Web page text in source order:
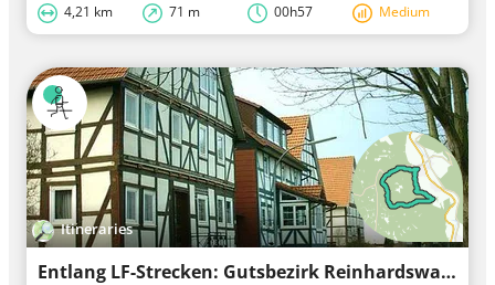
4,21 km 71 m 00h57 Medium
Itineraries
Entlang LF-Strecken: Gutsbezirk Reinhardswald, gemeindefreies Gebiet